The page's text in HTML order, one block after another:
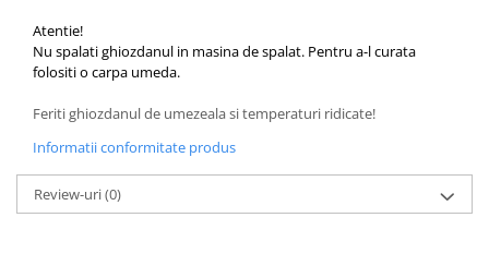
Atentie!
Nu spalati ghiozdanul in masina de spalat. Pentru a-l curata
folositi o carpa umeda.
Feriti ghiozdanul de umezeala si temperaturi ridicate!
Informatii conformitate produs
Review-uri(0)